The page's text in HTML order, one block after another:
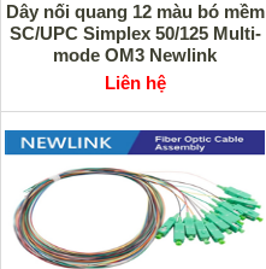
Dây nối quang 12 màu bó mềm
SC/UPC Simplex 50/125 Multi-
mode OM3 Newlink
Liên hệ